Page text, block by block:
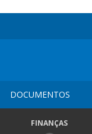
DOCUMENTOS
FINANÇAS